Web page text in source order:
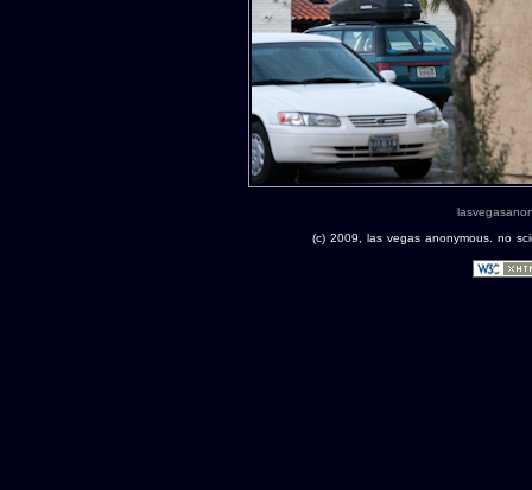
(c) 2009, las vegas anonymous. no